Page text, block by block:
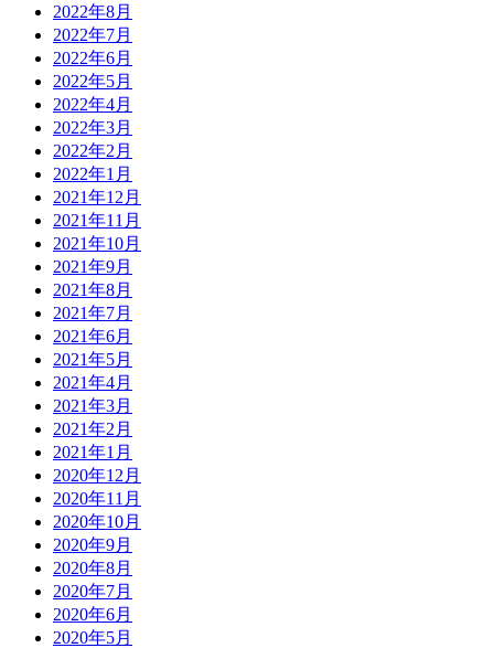
2022年8月
2022年7月
2022年6月
2022年5月
2022年4月
2022年3月
2022年2月
2022年1月
2021年12月
2021年11月
2021年10月
2021年9月
2021年8月
2021年7月
2021年6月
2021年5月
2021年4月
2021年3月
2021年2月
2021年1月
2020年12月
2020年11月
2020年10月
2020年9月
2020年8月
2020年7月
2020年6月
2020年5月